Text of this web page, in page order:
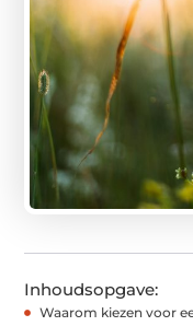
Inhoudsopgave:
Waarom kiezen voor